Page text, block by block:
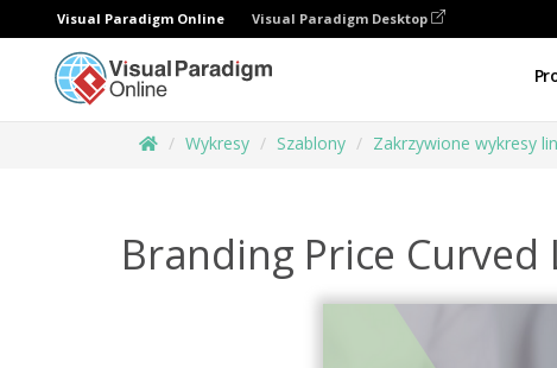
Visual Paradigm Online Visual Paradigm Desktop
Wykresy Szablony Zakrzywione wykresy
Branding Price Curved